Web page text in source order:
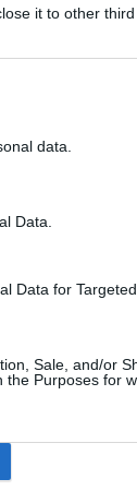
it to other third
data.
Data.
Data for Targeted
Sale, and/or
the Purposes for
vagy